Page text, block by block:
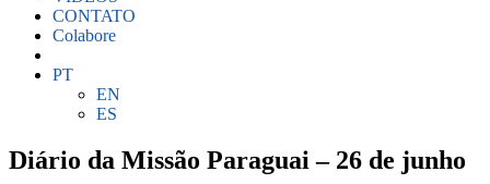
CONTATO
Colabore
PT
EN
ES
Diário da Missão Paraguai – 26 de junho